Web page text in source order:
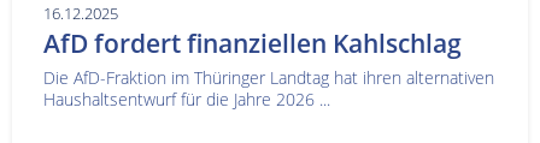
16.12.2025
AfD fordert finanziellen Kahlschlag
Die AfD-Fraktion im Thüringer Landtag hat ihren alternativen
Haushaltsentwurf für die Jahre 2026 ...